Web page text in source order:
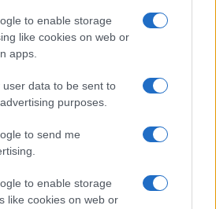
to enable storage
like cookies on web or
apps.
user data to be sent to
purposes.
to send me
to enable storage
like cookies on web or
$100,000,000,000,000.00
$16.49